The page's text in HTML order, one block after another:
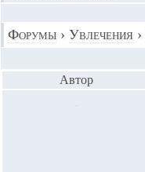
Форумы › Увлечения ›
Автор